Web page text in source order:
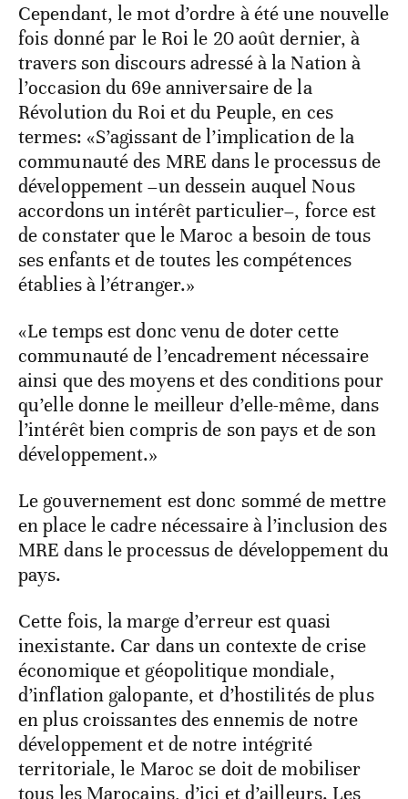
Cependant, le mot d’ordre à été une nouvelle
fois donné par le Roi le 20 août dernier, à
travers son discours adressé à la Nation à
l’occasion du 69e anniversaire de la
Révolution du Roi et du Peuple, en ces
termes: «S’agissant de l’implication de la
communauté des MRE dans le processus de
développement –un dessein auquel Nous
accordons un intérêt particulier–, force est
de constater que le Maroc a besoin de tous
ses enfants et de toutes les compétences
établies à l’étranger.»
«Le temps est donc venu de doter cette
communauté de l’encadrement nécessaire
ainsi que des moyens et des conditions pour
qu’elle donne le meilleur d’elle-même, dans
l’intérêt bien compris de son pays et de son
développement.»
Le gouvernement est donc sommé de mettre
en place le cadre nécessaire à l’inclusion des
MRE dans le processus de développement du
pays.
Cette fois, la marge d’erreur est quasi
inexistante. Car dans un contexte de crise
économique et géopolitique mondiale,
d’inflation galopante, et d’hostilités de plus
en plus croissantes des ennemis de notre
développement et de notre intégrité
territoriale, le Maroc se doit de mobiliser
tous les Marocains, d’ici et d’ailleurs. Les